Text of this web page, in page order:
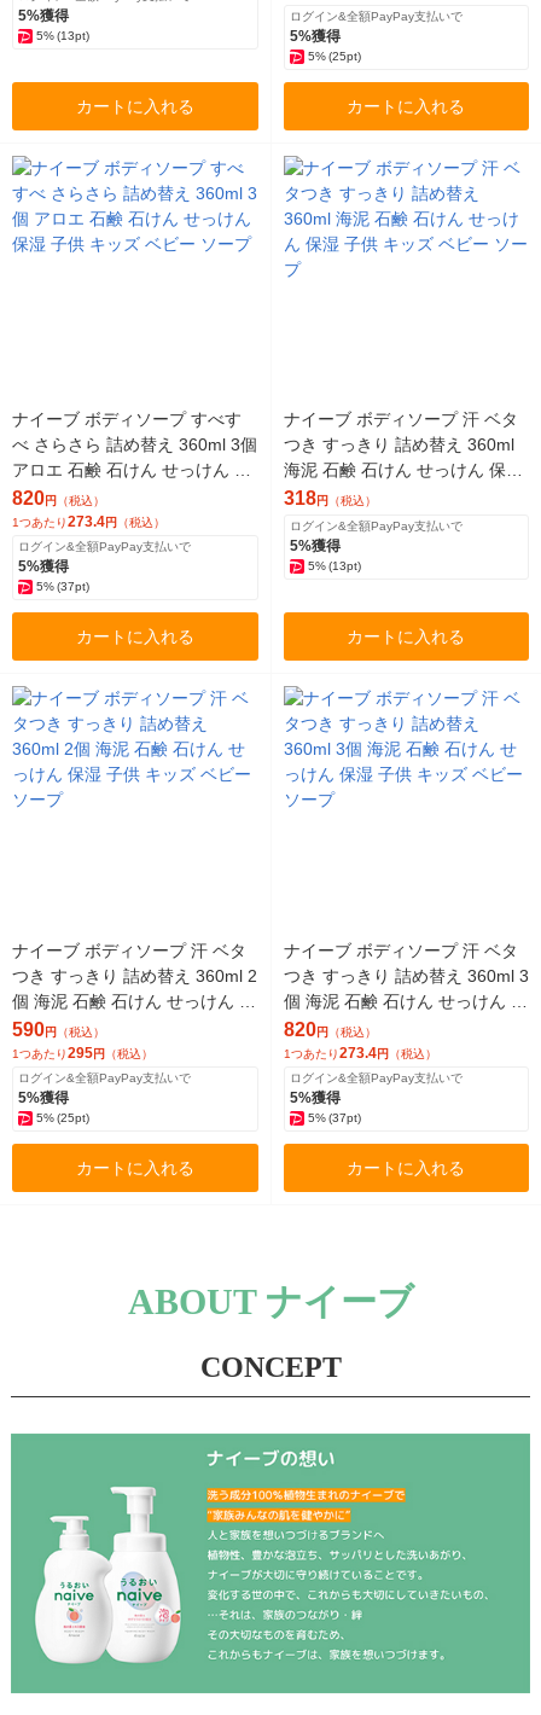
5%獲得
5%(13pt)
カートに入れる
ログイン&全額PayPay支払いで
5%獲得
5% (25pt)
カートに入れる
ナイーブ ボディソープ すべす
べ さらさら 詰め替え 360ml 3個
アロエ 石鹸 石けん せっけん 保
湿 子供 キッズ ベビー ソープ
820円
（税込）
1つあたり273.4円
（税込）
ログイン&全額PayPay支払いで
5%獲得
5%(37pt)
カートに入れる
ナイーブ ボディソープ 汗 ベタ
つき すっきり 詰め替え 360ml
海泥 石鹸 石けん せっけん 保湿
子供 キッズ ベビー ソープ
318円
（税込）
ログイン&全額PayPay支払いで
5%獲得
5% (13pt)
カートに入れる
ナイーブ ボディソープ 汗 ベタ
つき すっきり 詰め替え 360ml 2
個 海泥 石鹸 石けん せっけん 保
湿 子供 キッズ ベビー ソープ
590円 （税込）
1つあたり295円 （税込）
ログイン&全額PayPay支払いで
5%獲得
5%(25pt)
カートに入れる
ナイーブ ボディソープ 汗 ベタ
つき すっきり 詰め替え 360ml 3
個 海泥 石鹸 石けん せっけん 保
湿 子供 キッズ ベビー ソープ
820円 （税込）
1つあたり273.4円 （税込）
ログイン&全額PayPay支払いで
5%獲得
5% (37pt)
カートに入れる
ABOUT ナイーブ
CONCEPT